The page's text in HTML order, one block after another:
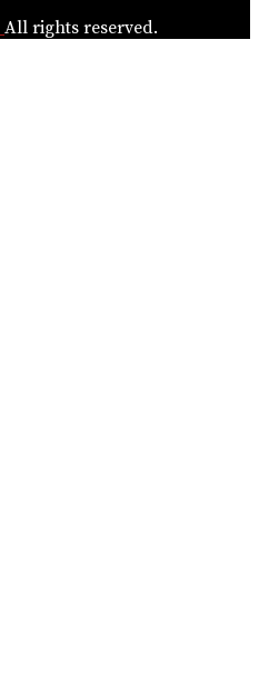
All rights reserved.